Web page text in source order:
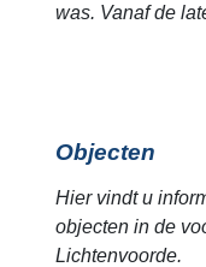
was. Vanaf de
Objecten
Hier vindt u
objecten in de
Lichtenvoorde.